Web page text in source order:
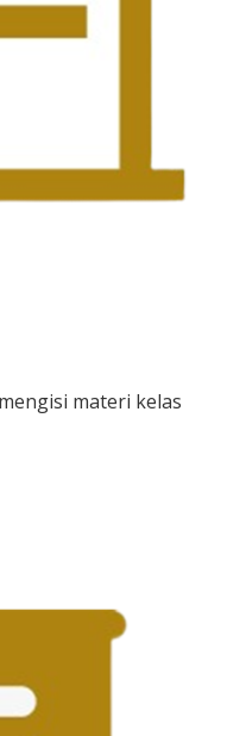
materi kelas